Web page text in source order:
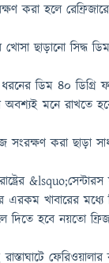
করা হলে
খোসা ছাড়ানো সিদ্ধ
ডিম ৪০ ডিগ্রি
মনে রাখতে হবে
সংরক্ষণ করা ছাড়া
এরকম খাবারের
দিতে হবে নয়তো
রাস্তাঘাটে